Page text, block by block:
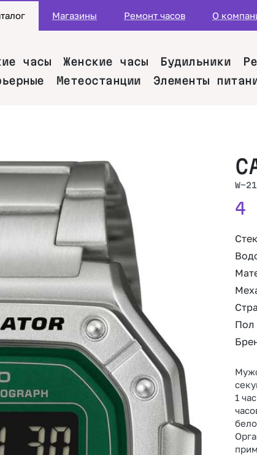
Магазины Ремонт часов О
часы Женские часы Будильники
Метеостанции Элементы
W-
4
Пол
1